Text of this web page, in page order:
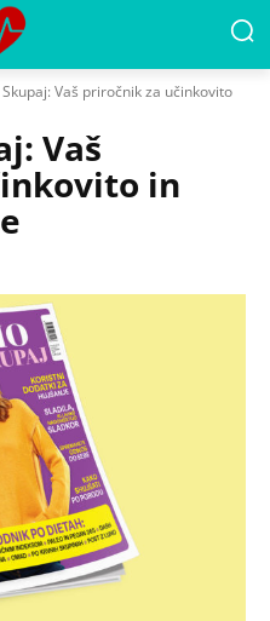
Vaš priročnik za učinkovito
Vaš
in